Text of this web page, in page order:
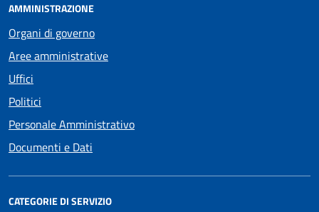
AMMINISTRAZIONE
Organi di governo
Aree amministrative
Uffici
Politici
Personale Amministrativo
Documenti e Dati
CATEGORIE DI SERVIZIO